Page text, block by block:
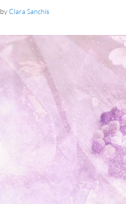
by Clara Sanchís